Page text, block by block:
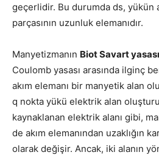
geçerlidir. Bu durumda ds, yükün
parçasının uzunluk elemanıdır.
Manyetizmanın Biot Savart yasası
Coulomb yasası arasında ilginç
akım elemanı bir manyetik alan
q nokta yükü elektrik alan
kaynaklanan elektrik alanı gibi,
de akım elemanından uzaklığın
olarak değişir. Ancak, iki alanın